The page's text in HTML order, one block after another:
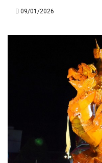
09/01/2026